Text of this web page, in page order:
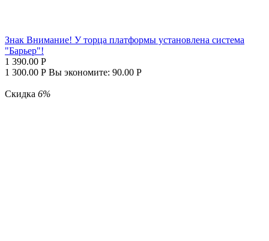
Знак Внимание! У торца платформы установлена система
"Барьер"!
1 390.00 Р
1 300.00 Р Вы экономите: 90.00 Р
Скидка 6%